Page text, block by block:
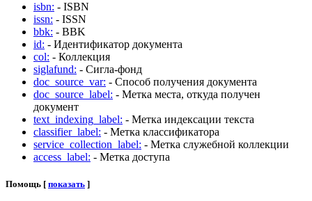
isbn: - ISBN
issn: - ISSN
bbk: - BBK
id: - Идентификатор документа
col: - Коллекция
siglafund: - Сигла-фонд
doc_source_var: - Способ получения документа
doc_source_label: - Метка места, откуда получен
документ
text_indexing_label: - Метка индексации текста
classifier_label: - Метка классификатора
service_collection_label: - Метка служебной коллекции
access_label: - Метка доступа
Помощь [ показать ]